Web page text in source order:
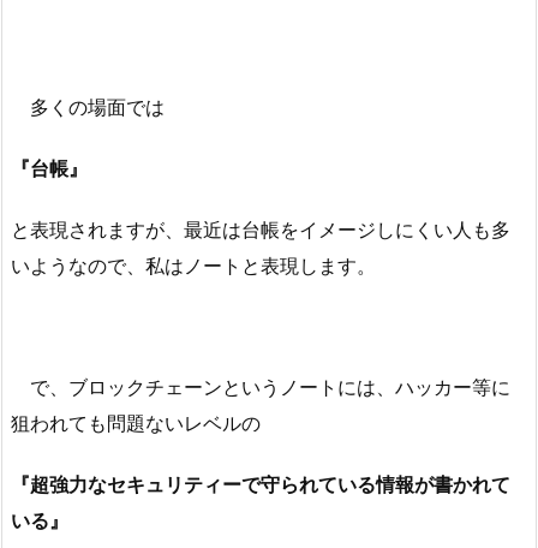
多くの場面では
『台帳』
と表現されますが、最近は台帳をイメージしにくい人も多
いようなので、私はノートと表現します。
で、ブロックチェーンというノートには、ハッカー等に
狙われても問題ないレベルの
『超強力なセキュリティーで守られている情報が書かれて
いる』